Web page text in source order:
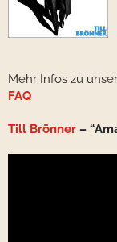
Mehr Infos zu
FAQ
Till Brönner –